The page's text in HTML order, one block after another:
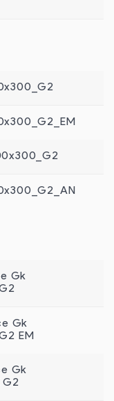
Gk
Gk
EM
Gk
G2